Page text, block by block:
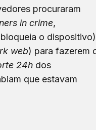
procuraram
in crime,
o
web) para fazerem
24h dos
que estavam